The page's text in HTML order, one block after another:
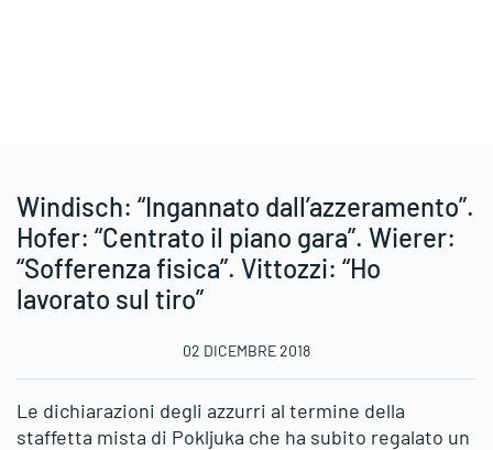
Windisch: “Ingannato dall’azzeramento”.
Hofer: “Centrato il piano gara”. Wierer:
“Sofferenza fisica”. Vittozzi: “Ho
lavorato sul tiro”
02 DICEMBRE 2018
Le dichiarazioni degli azzurri al termine della
staffetta mista di Pokljuka che ha subito regalato un